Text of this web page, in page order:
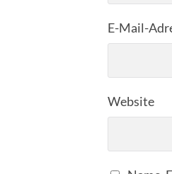
E-Mail-
Website